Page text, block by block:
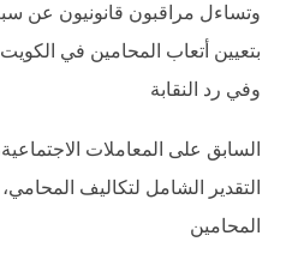
وتساءل مراقبون قانونيون عن
وفي رد النقابة
السابق على المعاملات
التقدير الشامل لتكاليف
المحامين